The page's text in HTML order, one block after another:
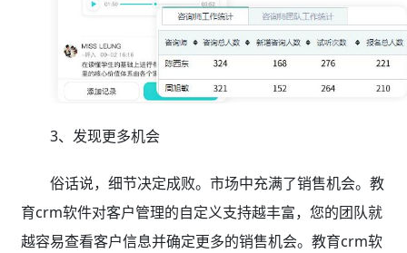
3、发现更多机会
俗话说，细节决定成败。市场中充满了销售机会。教
育crm软件对客户管理的自定义支持越丰富，您的团队就
越容易查看客户信息并确定更多的销售机会。教育crm软